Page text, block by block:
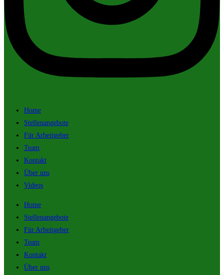
Home
Stellenangebote
Für Arbeitgeber
Team
Kontakt
Über uns
Videos
Home
Stellenangebote
Für Arbeitgeber
Team
Kontakt
Über uns